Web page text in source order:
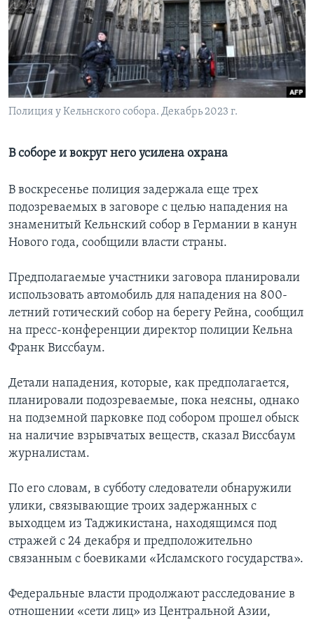
Learning English
СОЦИАЛЬНЫЕ СЕТИ
Полиция у Кельнского собора. Декабрь 2023 г.
В соборе и вокруг него усилена охрана
В воскресенье полиция задержала еще трех
подозреваемых в заговоре с целью нападения на
знаменитый Кельнский собор в Германии в канун
Нового года, сообщили власти страны.
Предполагаемые участники заговора планировали
использовать автомобиль для нападения на 800-
летний готический собор на берегу Рейна, сообщил
на пресс-конференции директор полиции Кельна
Франк Виссбаум.
Детали нападения, которые, как предполагается,
планировали подозреваемые, пока неясны, однако
на подземной парковке под собором прошел обыск
на наличие взрывчатых веществ, сказал Виссбаум
журналистам.
По его словам, в субботу следователи обнаружили
улики, связывающие троих задержанных с
выходцем из Таджикистана, находящимся под
стражей с 24 декабря и предположительно
связанным с боевиками «Исламского государства».
Федеральные власти продолжают расследование в
отношении «сети лиц» из Центральной Азии,